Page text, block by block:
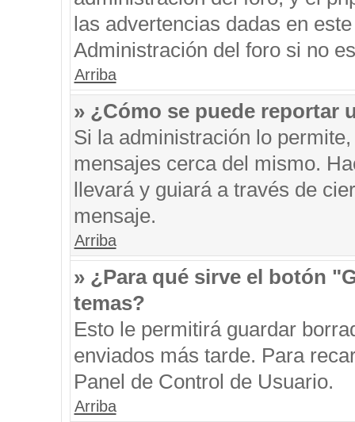
las advertencias dadas en
Administración del foro si no
Arriba
» ¿Cómo se puede reportar
Si la administración lo
mensajes cerca del mismo.
llevará y guiará a través de
mensaje.
Arriba
» ¿Para qué sirve el botón
temas?
Esto le permitirá guardar
enviados más tarde. Para
Panel de Control de Usuario.
Arriba